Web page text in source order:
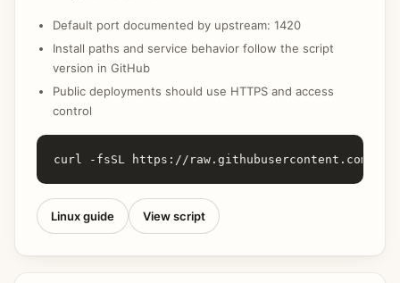
Default port documented by upstream: 1420
Install paths and service behavior follow the script
version in GitHub
Public deployments should use HTTPS and access
control
curl -fsSL https://raw.githubusercontent.com/
Linux guide View script